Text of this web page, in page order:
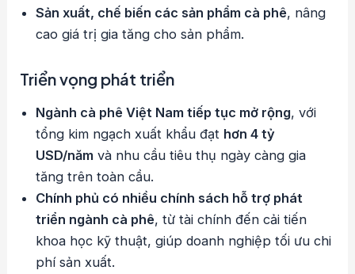
Sản xuất, chế biến các sản phẩm cà phê, nâng
cao giá trị gia tăng cho sản phẩm.
Triển vọng phát triển
Ngành cà phê Việt Nam tiếp tục mở rộng, với
tổng kim ngạch xuất khẩu đạt hơn 4 tỷ
USD/năm và nhu cầu tiêu thụ ngày càng gia
tăng trên toàn cầu.
Chính phủ có nhiều chính sách hỗ trợ phát
triển ngành cà phê, từ tài chính đến cải tiến
khoa học kỹ thuật, giúp doanh nghiệp tối ưu chi
phí sản xuất.